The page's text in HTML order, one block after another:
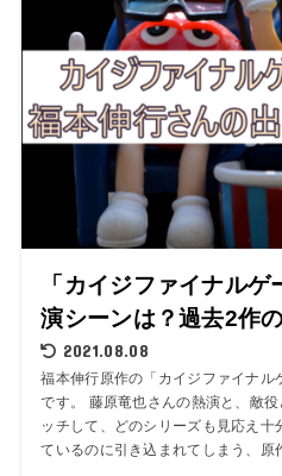
「カイジファイナル
演シーンは？過去2作
2021.08.08
福本伸行原作の「カイジファイナル
です。 藤原竜也さんの熱演と、敵
ッチして、どのシリーズも見応え
ているのに引き込まれてしまう、原